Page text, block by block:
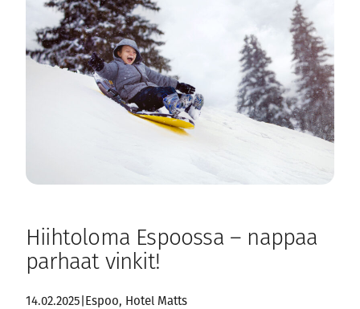
Hiihtoloma Espoossa – nappaa
parhaat vinkit!
14.02.2025 Espoo, Hotel Matts